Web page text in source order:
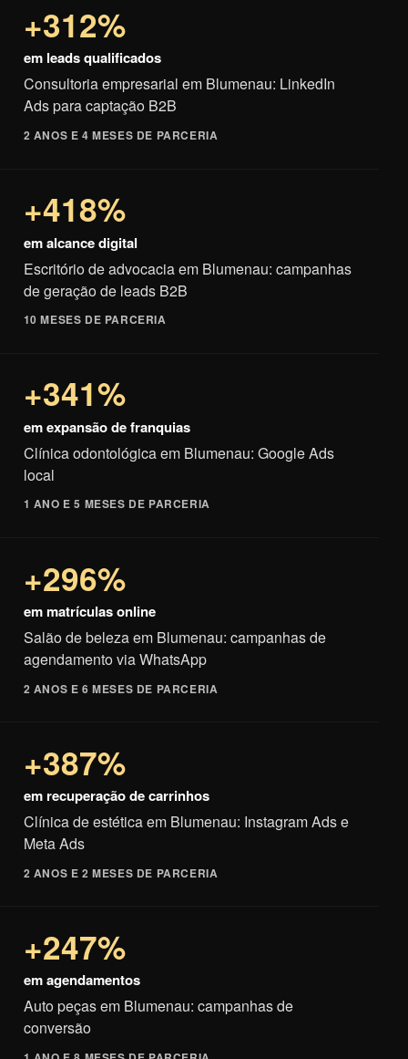
+312%
em leads qualificados
Consultoria empresarial em Blumenau: LinkedIn
Ads para captação B2B
2 ANOS E 4 MESES DE PARCERIA
+418%
em alcance digital
Escritório de advocacia em Blumenau: campanhas
de geração de leads B2B
10 MESES DE PARCERIA
+341%
em expansão de franquias
Clínica odontológica em Blumenau: Google Ads
local
1 ANO E 5 MESES DE PARCERIA
+296%
em matrículas online
Salão de beleza em Blumenau: campanhas de
agendamento via WhatsApp
2 ANOS E 6 MESES DE PARCERIA
+387%
em recuperação de carrinhos
Clínica de estética em Blumenau: Instagram Ads e
Meta Ads
2 ANOS E 2 MESES DE PARCERIA
+247%
em agendamentos
Auto peças em Blumenau: campanhas de
conversão